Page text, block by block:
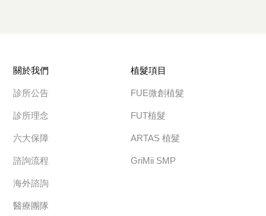
關於我們
診所公告
診所理念
六大保障
諮詢流程
海外諮詢
醫療團隊
植髮項目
FUE微創植髮
FUT植髮
ARTAS 植髮
GriMii SMP